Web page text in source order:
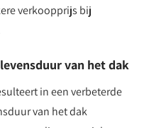
verkoopprijs bij
van het dak
in een verbeterde
van het dak